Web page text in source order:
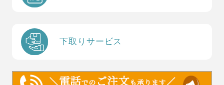
下取りサービス